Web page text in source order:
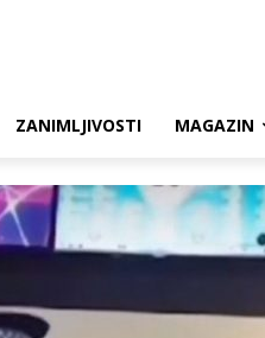
ZANIMLJIVOSTI MAGAZIN